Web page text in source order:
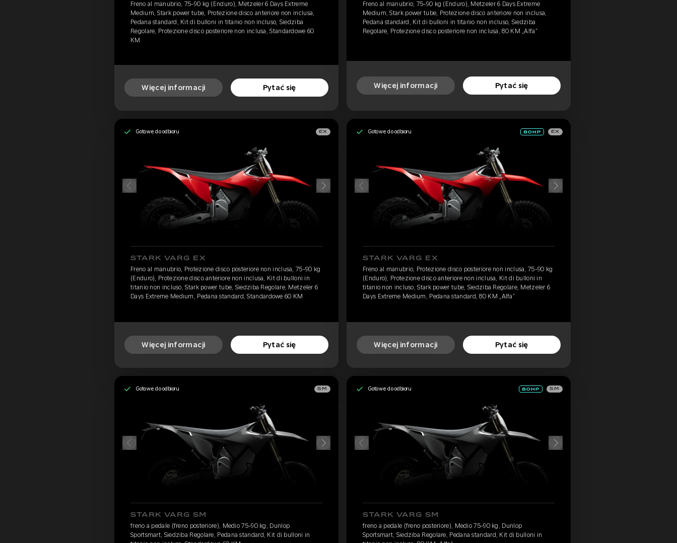
Freno al manubrio, 75-90 kg (Enduro), Metzeler 6 Days Extreme
Medium, Stark power tube, Protezione disco anteriore non inclusa,
Pedana standard, Kit di bulloni in titanio non incluso, Siedziba
Regolare, Protezione disco posteriore non inclusa, Standardowe 60
KM
Więcej informacji Pytać się
Freno al manubrio, 75-90 kg (Enduro), Metzeler 6 Days Extreme
Medium, Stark power tube, Protezione disco anteriore non inclusa,
Pedana standard, Kit di bulloni in titanio non incluso, Siedziba
Regolare, Protezione disco posteriore non inclusa, 80 KM „Alfa”
Więcej informacji Pytać się
Gotowe do odbioru EX
STARK VARG EX
Freno al manubrio, Protezione disco posteriore non inclusa, 75-90 kg
(Enduro), Protezione disco anteriore non inclusa, Kit di bulloni in
titanio non incluso, Stark power tube, Siedziba Regolare, Metzeler 6
Days Extreme Medium, Pedana standard, Standardowe 60 KM
Więcej informacji Pytać się
Gotowe do odbioru EX
STARK VARG EX
Freno al manubrio, Protezione disco posteriore non inclusa, 75-90 kg
(Enduro), Protezione disco anteriore non inclusa, Kit di bulloni in
titanio non incluso, Stark power tube, Siedziba Regolare, Metzeler 6
Days Extreme Medium, Pedana standard, 80 KM „Alfa”
Więcej informacji Pytać się
Gotowe do odbioru SM
STARK VARG SM
freno a pedale (freno posteriore), Medio 75-90 kg, Dunlop
Sportsmart, Siedziba Regolare, Pedana standard, Kit di bulloni in
Gotowe do odbioru SM
STARK VARG SM
freno a pedale (freno posteriore), Medio 75-90 kg, Dunlop
Sportsmart, Siedziba Regolare, Pedana standard, Kit di bulloni in